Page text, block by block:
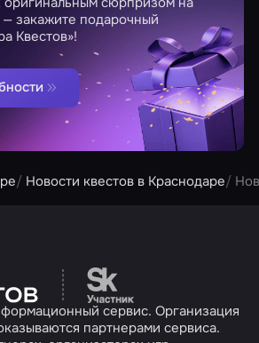
закажите подарочный
Квестов»!
Новости квестов в Краснодаре
Перейти на сайт
сервис. Организация
партнерами сервиса.